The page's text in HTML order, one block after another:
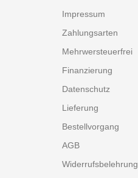
Impressum
Zahlungsarten
Mehrwersteuerfrei
Finanzierung
Datenschutz
Lieferung
Bestellvorgang
AGB
Widerrufsbelehrung